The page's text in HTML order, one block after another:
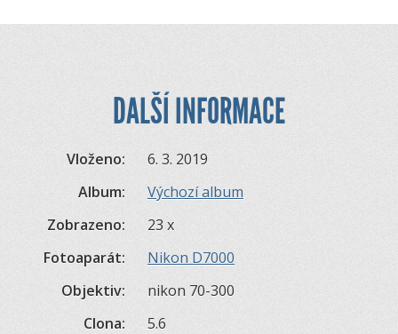
DALŠÍ INFORMACE
Vloženo:
6. 3. 2019
Album:
Výchozí album
Zobrazeno:
23 x
Fotoaparát:
Nikon D7000
Objektiv:
nikon 70-300
Clona:
5.6